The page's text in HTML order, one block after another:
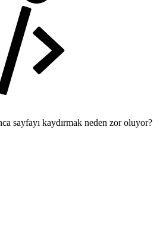
sayfayı kaydırmak neden zor oluyor?